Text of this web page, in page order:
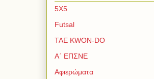
5Χ5
Futsal
TAE KWON-DO
Α΄ ΕΠΣΝΕ
Αφιερώματα